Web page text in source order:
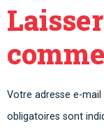
Votre adresse e-mail
obligatoires sont